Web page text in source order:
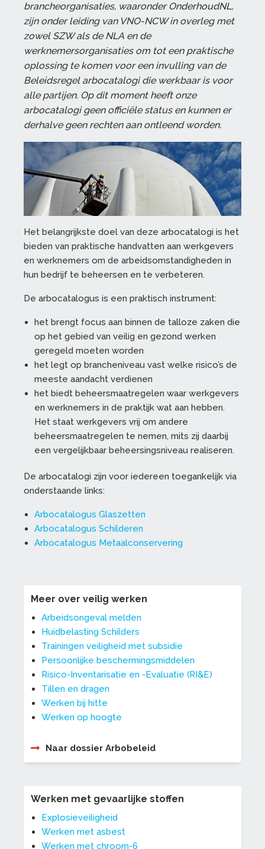
brancheorganisaties, waaronder OnderhoudNL,
zijn onder leiding van VNO-NCW in overleg met
zowel SZW als de NLA en de
werknemersorganisaties om tot een praktische
oplossing te komen voor een invulling van de
Beleidsregel arbocatalogi die werkbaar is voor
alle partijen. Op dit moment heeft onze
arbocatalogi geen officiële status en kunnen er
derhalve geen rechten aan ontleend worden.
Het belangrijkste doel van deze arbocatalogi is het
bieden van praktische handvatten aan werkgevers
en werknemers om de arbeidsomstandigheden in
hun bedrijf te beheersen en te verbeteren.
De arbocatalogus is een praktisch instrument:
het brengt focus aan binnen de talloze zaken die
op het gebied van veilig en gezond werken
geregeld moeten worden
het legt op brancheniveau vast welke risico’s de
meeste aandacht verdienen
het biedt beheersmaatregelen waar werkgevers
en werknemers in de praktijk wat aan hebben.
Het staat werkgevers vrij om andere
beheersmaatregelen te nemen, mits zij daarbij
een vergelijkbaar beheersingsniveau realiseren.
De arbocatalogi zijn voor iedereen toegankelijk via
onderstaande links:
Arbocatalogus Glaszetten
Arbocatalogus Schilderen
Arbocatalogus Metaalconservering
Meer over veilig werken
Arbeidsongeval melden
Huidbelasting Schilders
Trainingen veiligheid met subsidie
Persoonlijke beschermingsmiddelen
Risico-Inventarisatie en -Evaluatie (RI&E)
Tillen en dragen
Werken bij hitte
Werken op hoogte
Naar dossier Arbobeleid
Werken met gevaarlijke stoffen
Explosieveiligheid
Werken met asbest
Werken met chroom-6